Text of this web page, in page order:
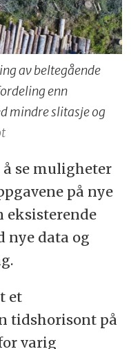
av beltegående
enn
mindre slitasje og
se muligheter
på nye
eksisterende
nye data og
et
tidshorisont på
varig